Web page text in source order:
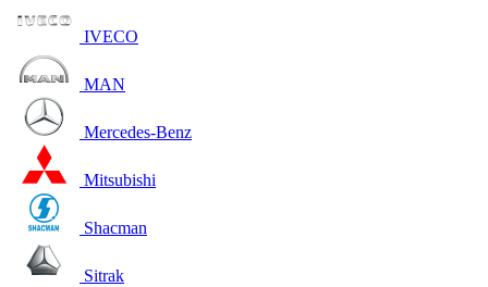
IVECO
MAN
Mercedes-Benz
Mitsubishi
Shacman
Sitrak